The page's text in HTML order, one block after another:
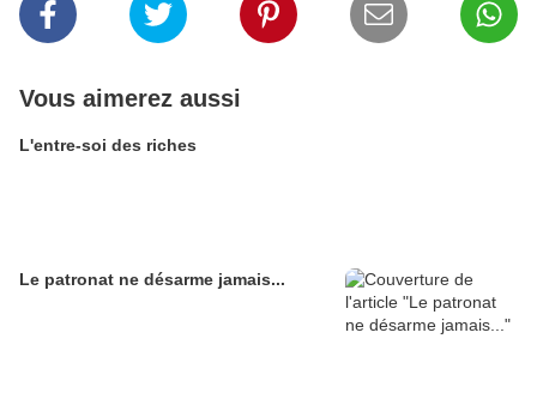
Vous aimerez aussi
L'entre-soi des riches
Le patronat ne désarme jamais...